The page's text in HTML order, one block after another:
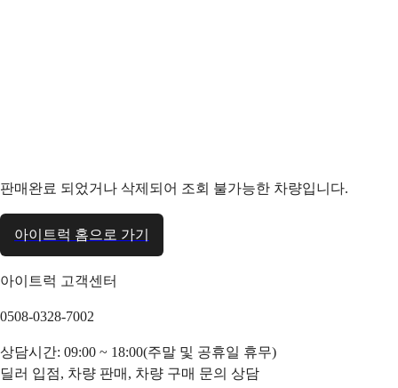
판매완료 되었거나 삭제되어 조회 불가능한 차량입니다.
아이트럭 홈으로 가기
아이트럭 고객센터
0508-0328-7002
상담시간: 09:00 ~ 18:00(주말 및 공휴일 휴무)
딜러 입점, 차량 판매, 차량 구매 문의 상담